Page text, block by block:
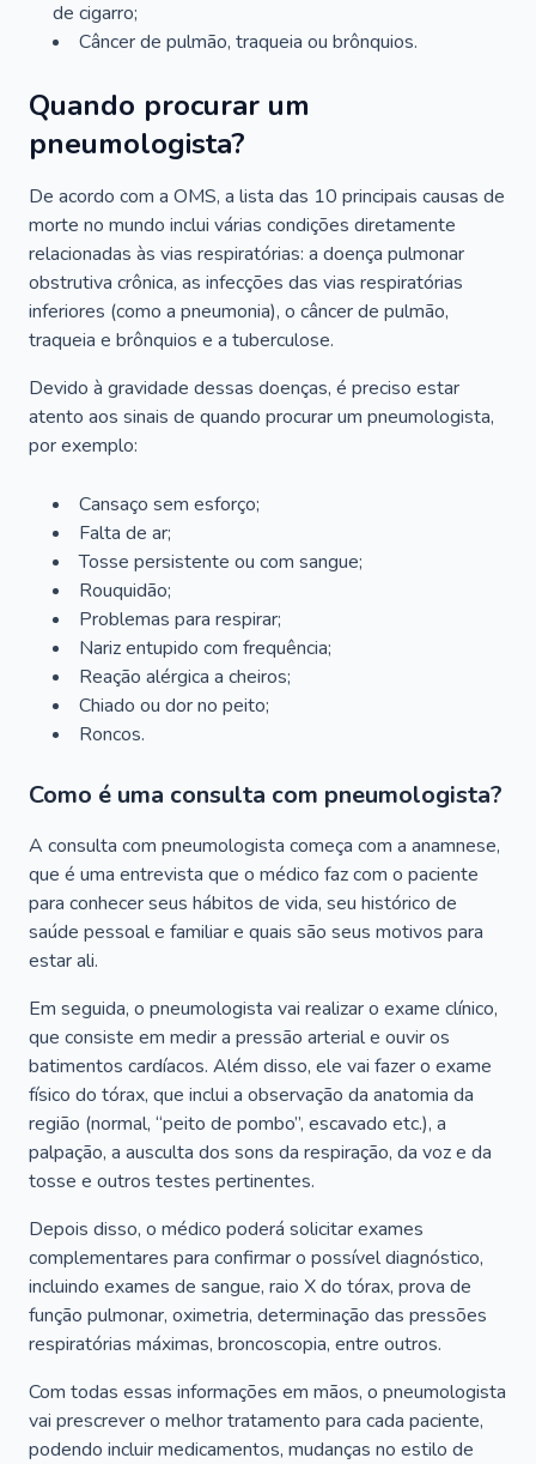
de cigarro;
Câncer de pulmão, traqueia ou brônquios.
Quando procurar um
pneumologista?
De acordo com a OMS, a lista das 10 principais causas de
morte no mundo inclui várias condições diretamente
relacionadas às vias respiratórias: a doença pulmonar
obstrutiva crônica, as infecções das vias respiratórias
inferiores (como a pneumonia), o câncer de pulmão,
traqueia e brônquios e a tuberculose.
Devido à gravidade dessas doenças, é preciso estar
atento aos sinais de quando procurar um pneumologista,
por exemplo:
Cansaço sem esforço;
Falta de ar;
Tosse persistente ou com sangue;
Rouquidão;
Problemas para respirar;
Nariz entupido com frequência;
Reação alérgica a cheiros;
Chiado ou dor no peito;
Roncos.
Como é uma consulta com pneumologista?
A consulta com pneumologista começa com a anamnese,
que é uma entrevista que o médico faz com o paciente
para conhecer seus hábitos de vida, seu histórico de
saúde pessoal e familiar e quais são seus motivos para
estar ali.
Em seguida, o pneumologista vai realizar o exame clínico,
que consiste em medir a pressão arterial e ouvir os
batimentos cardíacos. Além disso, ele vai fazer o exame
físico do tórax, que inclui a observação da anatomia da
região (normal, “peito de pombo”, escavado etc.), a
palpação, a ausculta dos sons da respiração, da voz e da
tosse e outros testes pertinentes.
Depois disso, o médico poderá solicitar exames
complementares para confirmar o possível diagnóstico,
incluindo exames de sangue, raio X do tórax, prova de
função pulmonar, oximetria, determinação das pressões
respiratórias máximas, broncoscopia, entre outros.
Com todas essas informações em mãos, o pneumologista
vai prescrever o melhor tratamento para cada paciente,
podendo incluir medicamentos, mudanças no estilo de